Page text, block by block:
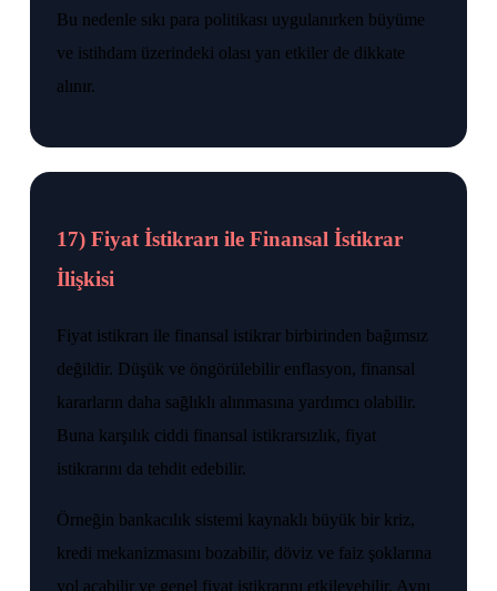
Bu nedenle sıkı para politikası uygulanırken büyüme
ve istihdam üzerindeki olası yan etkiler de dikkate
alınır.
17) Fiyat İstikrarı ile Finansal İstikrar
İlişkisi
Fiyat istikrarı ile finansal istikrar birbirinden bağımsız
değildir. Düşük ve öngörülebilir enflasyon, finansal
kararların daha sağlıklı alınmasına yardımcı olabilir.
Buna karşılık ciddi finansal istikrarsızlık, fiyat
istikrarını da tehdit edebilir.
Örneğin bankacılık sistemi kaynaklı büyük bir kriz,
kredi mekanizmasını bozabilir, döviz ve faiz şoklarına
yol açabilir ve genel fiyat istikrarını etkileyebilir. Aynı